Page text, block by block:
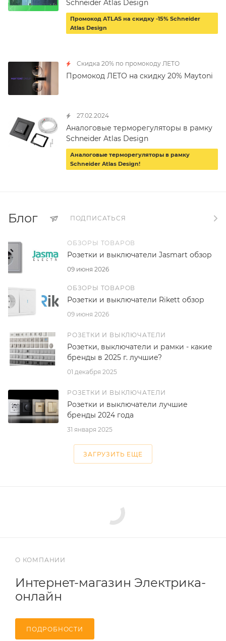
Schneider Atlas Design
Промокод ATLAS на скидку -15% Schneider
Atlas Design
Скидка 20% по промокоду ЛЕТО
Промокод ЛЕТО на скидку 20% Maytoni
27.02.2024
Аналоговые терморегуляторы в рамку
Schneider Atlas Design
Аналоговые терморегуляторы в рамку
Schneider Atlas Design!
Блог ПОДПИСАТЬСЯ
ОБЗОРЫ ТОВАРОВ
09 июня 2026
Розетки и выключатели Jasmart обзор
ОБЗОРЫ ТОВАРОВ
09 июня 2026
Розетки и выключатели Rikett обзор
РОЗЕТКИ И ВЫКЛЮЧАТЕЛИ
01 декабря 2025
Розетки, выключатели и рамки - какие
бренды в 2025 г. лучшие?
РОЗЕТКИ И ВЫКЛЮЧАТЕЛИ
31 января 2025
Розетки и выключатели лучшие
бренды 2024 года
ЗАГРУЗИТЬ ЕЩЕ
О КОМПАНИИ
Интернет-магазин Электрика-
онлайн
ПОДРОБНОСТИ